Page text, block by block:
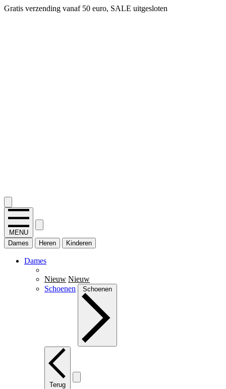
Gratis verzending vanaf 50 euro, SALE uitgesloten
MENU
Dames
Heren Kinderen
Dames
Nieuw Nieuw
Schoenen
Schoenen
Terug